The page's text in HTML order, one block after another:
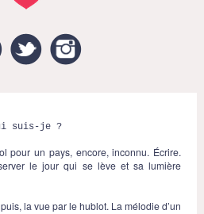
FacebookTwitter
suis-je ?
pour un pays, encore, inconnu. Écrire.
le jour qui se lève et sa lumière
la vue par le hublot. La mélodie d’un